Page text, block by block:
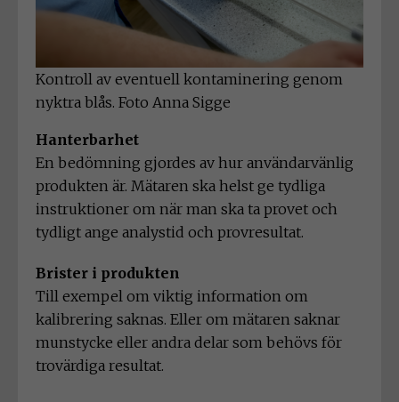
Kontroll av eventuell kontaminering genom
nyktra blås. Foto Anna Sigge
Hanterbarhet
En bedömning gjordes av hur användarvänlig
produkten är. Mätaren ska helst ge tydliga
instruktioner om när man ska ta provet och
tydligt ange analystid och provresultat.
Brister i produkten
Till exempel om viktig information om
kalibrering saknas. Eller om mätaren saknar
munstycke eller andra delar som behövs för
trovärdiga resultat.